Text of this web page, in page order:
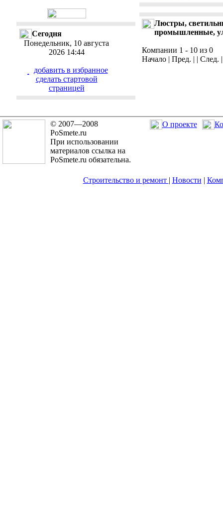
Сегодня
Понедельник, 10 августа
2026 14:44
добавить в избранное
cделать стартовой
страницей
Люстры,
промышленные,
Компании 1 - 10 из 0
Начало | Пред. | | След.
© 2007—2008
PoSmete.ru
При использовании
материалов ссылка на
PoSmete.ru обязательна.
О проекте
Строительство и ремонт | Новости |